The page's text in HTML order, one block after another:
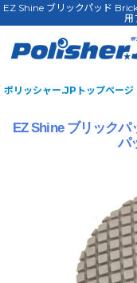
EZ Shine ブリックパッド
用
ポリッシャー.JPトップページ
EZ Shine ブリック
パ